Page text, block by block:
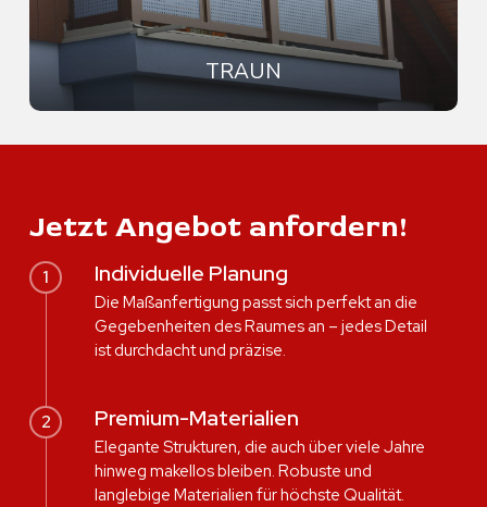
TRAUN
Jetzt Angebot anfordern!
1 Individuelle Planung
Die Maßanfertigung passt sich perfekt an die
Gegebenheiten des Raumes an – jedes Detail
ist durchdacht und präzise.
2 Premium-Materialien
Elegante Strukturen, die auch über viele Jahre
hinweg makellos bleiben. Robuste und
langlebige Materialien für höchste Qualität.